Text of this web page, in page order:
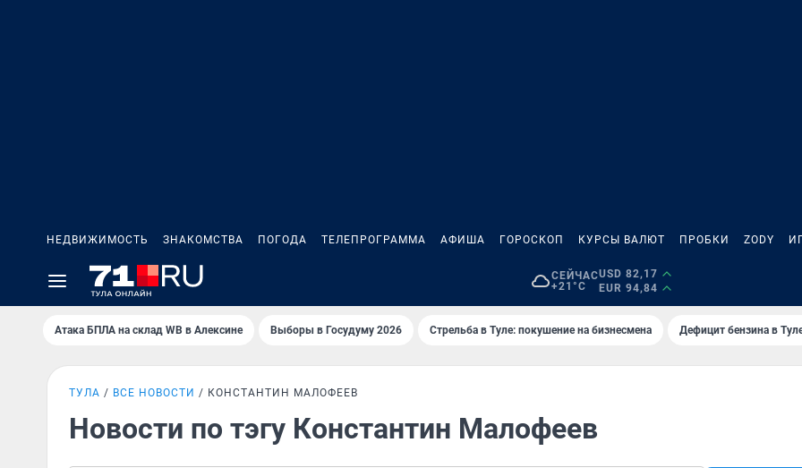
НЕДВИЖИМОСТЬ ЗНАКОМСТВА ПОГОДА ТЕЛЕПРОГРАММА АФИША ГОРОСКОП КУРСЫ ВАЛЮТ ПРОБКИ ZODY
СЕЙЧАС
+21°C
USD 82,17
EUR 94,84
Атака БПЛА на склад WB в Алексине Выборы в Госудуму 2026 Стрельба в Туле: покушение на бизнесмена Дефицит бензина в
ТУЛА ВСЕ НОВОСТИ КОНСТАНТИН МАЛОФЕЕВ
Новости по тэгу Константин Малофеев